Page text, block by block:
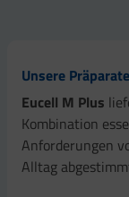
Unsere
Eucell M Plus
Kombination
Anforderungen
Alltag